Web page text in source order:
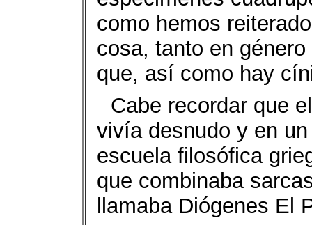
como hemos
cosa, tanto en
que, así como hay
Cabe recordar que
vivía desnudo y en
escuela filosófica
que combinaba
llamaba Diógenes El